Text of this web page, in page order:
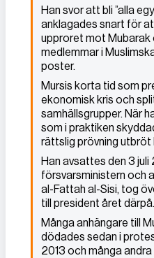
Han svor att bli ”alla
anklagades snart för
upproret mot
medlemmar i
poster.
Mursis korta tid som
ekonomisk kris och
samhällsgrupper. När
som i praktiken
rättslig prövning
Han avsattes den 3 juli
försvarsministern och
al-Fattah al-Sisi, tog
till president året därpå.
Många anhängare till
dödades sedan i
2013 och många